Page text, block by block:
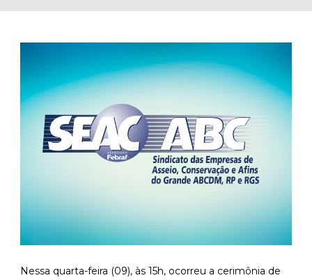
Nessa quarta-feira (09), às 15h, ocorreu a cerimônia de